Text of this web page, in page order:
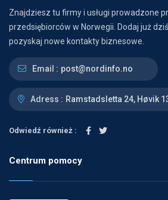
Znajdziesz tu firmy i usługi prowadzone
przedsiębiorców w Norwegii. Dodaj już
pozyskaj nowe kontakty biznesowe.
Email : post@nordinfo.no
Adress : Ramstadsletta 24, Høvik
Odwiedź również :
Centrum pomocy